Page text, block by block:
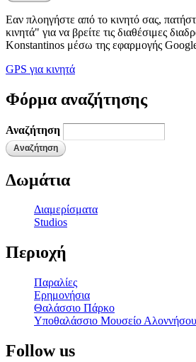
Εαν πλοηγήστε από το κινητό σας,
κινητά" για να βρείτε τις διαθέσιμες
Konstantinos μέσω της εφαρμογής
GPS για κινητά
Φόρμα αναζήτησης
Αναζήτηση
Δωμάτια
Διαμερίσματα
Studios
Περιοχή
Παραλίες
Ερημονήσια
Θαλάσσιο Πάρκο
Υποθαλάσσιο Μουσείο Αλοννήσου
Follow us